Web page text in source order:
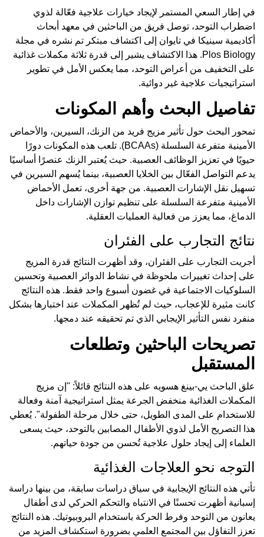
في إطار السعي المستمر لإيجاد خيارات علاجية فعّالة لذوي
اضطراب التوحد، توصل فريق من الباحثين في معهد أبحاث
أكاديمية سينيكا في تايوان إلى اكتشاف مبتكر تم نشره في مجلة
Plos Biology. هذا الاكتشاف يشير إلى قدرة ثلاثة مكملات غذائية
على التخفيف من أعراض التوحد، مما يعكس الأمل في تطوير
استراتيجيات علاجية غير دوائية.
تفاصيل البحث وأهم المكونات
تمحور البحث حول تأثير مزيج فريد من الزنك، السيرين، والأحماض
الأمينية متفرعة السلسلة (BCAAs). تلعب هذه المكونات دورًا
حيويًا في تعزيز الوظائف العصبية. حيث يُعتبر الزنك عنصرًا أساسيًا
يدعم التواصل الفعّال بين الخلايا العصبية، بينما يُسهم السيرين في
تسهيل نقل الإشارات العصبية. من جهة أخرى، تعمل الأحماض
الأمينية متفرعة السلسلة على تنظيم توازن الإشارات داخل
الدماغ، مما يعزز من فعالية العمليات العقلية.
نتائج التجارب على الفئران
أجريت التجارب على الفئران، وقد أظهرت النتائج قدرة المزيج
على إحداث تغييرات ملحوظة في نشاط الدوائر العصبية وتحسين
السلوكيات الاجتماعية في غضون أسبوع واحد فقط. هذه النتائج
كانت مثيرة للإعجاب، حيث لم تُظهر المكملات عند اختبارها بشكل
منفرد نفس التأثير الإيجابي الذي تم تحقيقه عند دمجها.
تصريحات الباحثين وتطلعات
المستقبل
علق الباحث يي-بينغ هسويه على هذه النتائج قائلاً: "إن مزيج
المكملات الغذائية منخفض الجرعة يمثل استراتيجية آمنة وفعالة
للاستخدام على المدى الطويل، حتى خلال مرحلة الطفولة". يُعطي
هذا التصريح الأمل لذوي الأطفال المصابين بالتوحد، حيث يسعى
العلماء إلى إيجاد حلول علاجية تُحسن من جودة حياتهم.
التوجه نحو العلاجات الغذائية
تأتي هذه النتائج الإيجابية في سياق دراسات سابقة، من بينها دراسة
إسبانية أظهرت تحسنًا في الانتباه والتحكم الحركي لدى أطفال
يعانون من التوحد وفرط الحركة باستخدام البروبيوتيك. هذه النتائج
تعزز التفاؤل بين المجتمع العلمي بضرورة استكشاف المزيد من